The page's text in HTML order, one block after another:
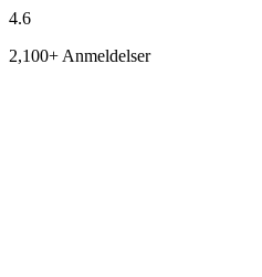
4.6
2,100+ Anmeldelser